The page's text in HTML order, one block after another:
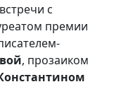
с
премии
, прозаиком